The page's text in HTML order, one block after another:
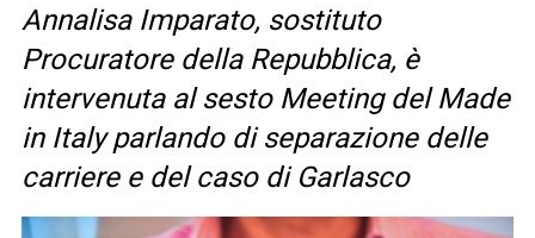
Annalisa Imparato, sostituto
Procuratore della Repubblica, è
intervenuta al sesto Meeting del Made
in Italy parlando di separazione delle
carriere e del caso di Garlasco